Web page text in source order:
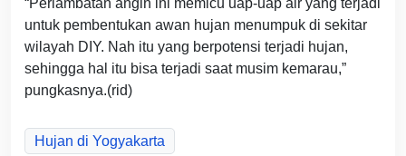
“Perlambatan angin ini memicu uap-uap air yang terjadi
untuk pembentukan awan hujan menumpuk di sekitar
wilayah DIY. Nah itu yang berpotensi terjadi hujan,
sehingga hal itu bisa terjadi saat musim kemarau,”
pungkasnya.(rid)
Hujan di Yogyakarta